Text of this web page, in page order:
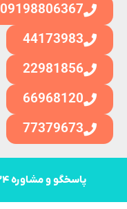
09198806367
44173983
22981856
66968120
77379673
پاسخگو و مشاوره ۲۴ساعته